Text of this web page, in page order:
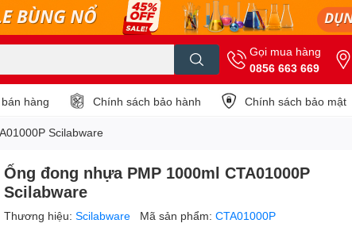
Gọi mua hàng
0856 663 669
hàng Chính sách bảo hành Chính sách bảo mật
Scilabware
Ống đong nhựa PMP 1000ml CTA01000P
Scilabware
Thương hiệu:Scilabware Mã sản phẩm:CTA01000P